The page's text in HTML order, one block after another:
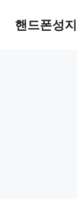
핸드폰성지